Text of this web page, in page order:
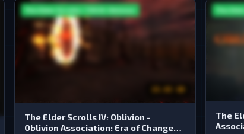
The Elder Scrolls / TES IV: Oblivion
The Elder Scrolls IV: Oblivion -
Oblivion Association: Era of Change
The
The